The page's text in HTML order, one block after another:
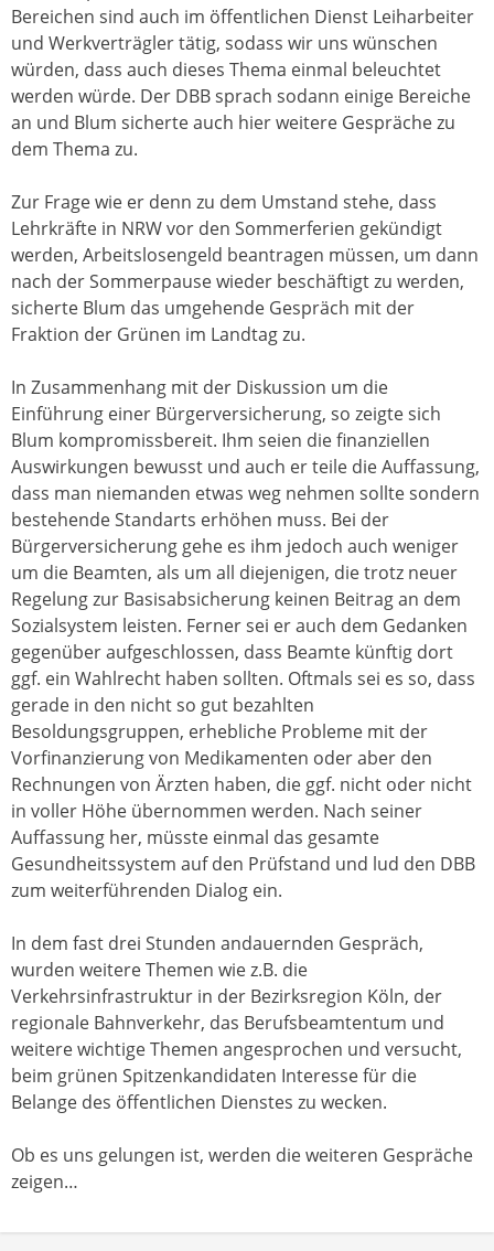
Bereichen sind auch im öffentlichen Dienst Leiharbeiter
und Werkverträgler tätig, sodass wir uns wünschen
würden, dass auch dieses Thema einmal beleuchtet
werden würde. Der DBB sprach sodann einige Bereiche
an und Blum sicherte auch hier weitere Gespräche zu
dem Thema zu.
Zur Frage wie er denn zu dem Umstand stehe, dass
Lehrkräfte in NRW vor den Sommerferien gekündigt
werden, Arbeitslosengeld beantragen müssen, um dann
nach der Sommerpause wieder beschäftigt zu werden,
sicherte Blum das umgehende Gespräch mit der
Fraktion der Grünen im Landtag zu.
In Zusammenhang mit der Diskussion um die
Einführung einer Bürgerversicherung, so zeigte sich
Blum kompromissbereit. Ihm seien die finanziellen
Auswirkungen bewusst und auch er teile die Auffassung,
dass man niemanden etwas weg nehmen sollte sondern
bestehende Standarts erhöhen muss. Bei der
Bürgerversicherung gehe es ihm jedoch auch weniger
um die Beamten, als um all diejenigen, die trotz neuer
Regelung zur Basisabsicherung keinen Beitrag an dem
Sozialsystem leisten. Ferner sei er auch dem Gedanken
gegenüber aufgeschlossen, dass Beamte künftig dort
ggf. ein Wahlrecht haben sollten. Oftmals sei es so, dass
gerade in den nicht so gut bezahlten
Besoldungsgruppen, erhebliche Probleme mit der
Vorfinanzierung von Medikamenten oder aber den
Rechnungen von Ärzten haben, die ggf. nicht oder nicht
in voller Höhe übernommen werden. Nach seiner
Auffassung her, müsste einmal das gesamte
Gesundheitssystem auf den Prüfstand und lud den DBB
zum weiterführenden Dialog ein.
In dem fast drei Stunden andauernden Gespräch,
wurden weitere Themen wie z.B. die
Verkehrsinfrastruktur in der Bezirksregion Köln, der
regionale Bahnverkehr, das Berufsbeamtentum und
weitere wichtige Themen angesprochen und versucht,
beim grünen Spitzenkandidaten Interesse für die
Belange des öffentlichen Dienstes zu wecken.
Ob es uns gelungen ist, werden die weiteren Gespräche
zeigen…